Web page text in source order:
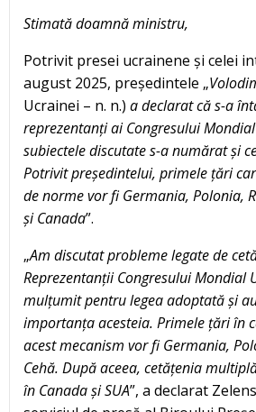
Stimată doamnă ministru,
Potrivit presei ucrainene și celei
august 2025, președintele „
Ucrainei – n. n.) a declarat că s-a
reprezentanți ai Congresului
subiectele discutate s-a numărat și
Potrivit președintelui, primele țări
de norme vor fi Germania, Polonia,
și Canada”.
„Am discutat probleme legate de
Reprezentanții Congresului Mondial
mulțumit pentru legea adoptată și
importanța acesteia. Primele țări în
acest mecanism vor fi Germania,
Cehă. După aceea, cetățenia
în Canada și SUA”, a declarat